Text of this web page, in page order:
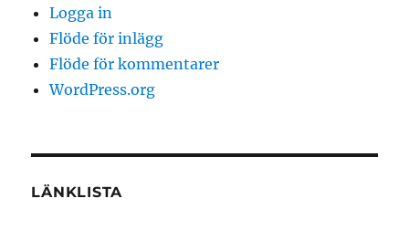
Logga in
Flöde för inlägg
Flöde för kommentarer
WordPress.org
LÄNKLISTA